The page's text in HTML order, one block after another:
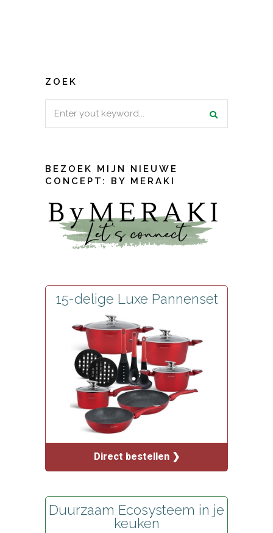
ZOEK
BEZOEK MIJN NIEUWE
CONCEPT: BY MERAKI
15-delige Luxe Pannenset
Direct bestellen ❯
Duurzaam Ecosysteem in je
keuken